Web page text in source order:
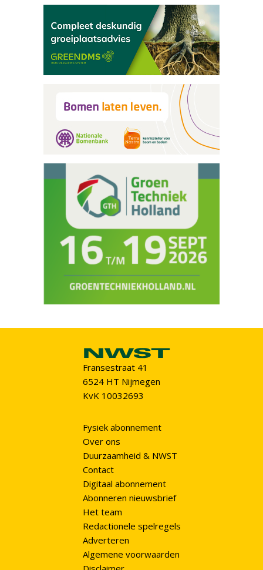
Fransestraat 41
6524 HT Nijmegen
KvK 10032693
Fysiek abonnement
Over ons
Duurzaamheid & NWST
Contact
Digitaal abonnement
Abonneren nieuwsbrief
Het team
Redactionele spelregels
Adverteren
Algemene voorwaarden